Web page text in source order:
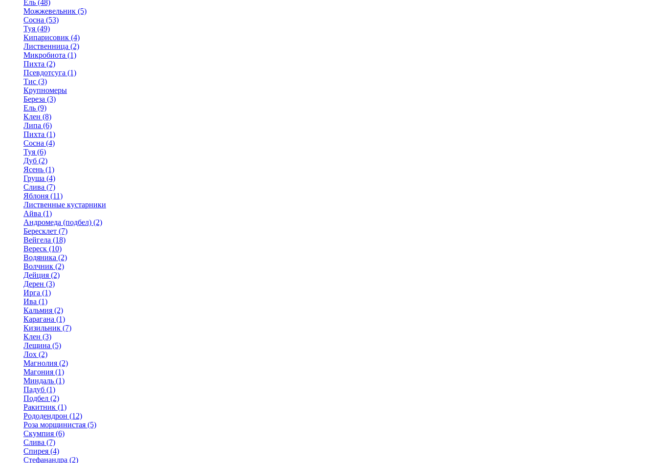
Ель (48)
Можжевельник (5)
Сосна (53)
Туя (49)
Кипарисовик (4)
Лиственница (2)
Микробиота (1)
Пихта (2)
Псевдотсуга (1)
Тис (3)
Крупномеры
Береза (3)
Ель (9)
Клен (8)
Липа (6)
Пихта (1)
Сосна (4)
Туя (6)
Дуб (2)
Ясень (1)
Груша (4)
Слива (7)
Яблоня (11)
Лиственные кустарники
Айва (1)
Андромеда (подбел) (2)
Бересклет (7)
Вейгела (18)
Вереск (10)
Водяника (2)
Волчник (2)
Дейция (2)
Дерен (3)
Ирга (1)
Ива (1)
Кальмия (2)
Карагана (1)
Кизильник (7)
Клен (3)
Лещина (5)
Лох (2)
Магнолия (2)
Магония (1)
Миндаль (1)
Падуб (1)
Подбел (2)
Ракитник (1)
Рододендрон (12)
Роза морщинистая (5)
Скумпия (6)
Слива (7)
Спирея (4)
Стефанандра (2)